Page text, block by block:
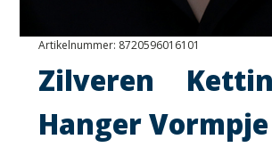
Artikelnummer: 8720596016101
Zilveren
Hanger Vormpje